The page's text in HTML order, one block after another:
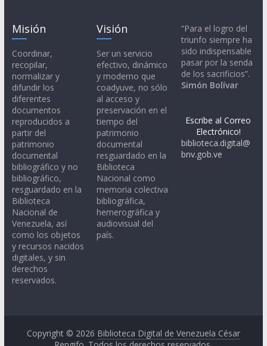
Misión
Coordinar,
recopilar,
normalizar y
difundir los
diferentes
documentos
reproducidos a
partir del
patrimonio
documental
bibliográfico y no
bibliográfico,
resguardado en la
Biblioteca
Nacional de
Venezuela, así
como los objetos
y recursos nacidos
digitales, y sin
derechos
reservados.
Visión
Ser un servicio
efectivo, dinámico
y moderno que
coadyuve, no sólo
al acceso y
preservación en el
tiempo del
patrimonio
documental
resguardado en la
Biblioteca
Nacional como
memoria colectiva
bibliográfica,
hemerográfica y
audiovisual del
país.
“Para el logro del
triunfo siempre ha
sido indispensable
pasar por la senda
de los sacrificios”.
Simón Bolívar
Escribe al Correo
Electrónico!
biblioteca.digital@
bnv.gob.ve
Copyright © 2026 Biblioteca Digital de Venezuela César